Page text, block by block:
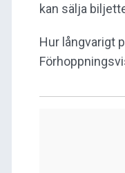
kan sälja
Hur långvarigt